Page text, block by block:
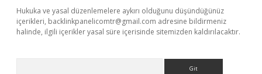
Hukuka ve yasal düzenlemelere aykırı olduğunu düşündüğünüz
içerikleri, backlinkpanelicomtr@gmail.com adresine bildirmeniz
halinde, ilgili içerikler yasal süre içerisinde sitemizden kaldırılacaktır.